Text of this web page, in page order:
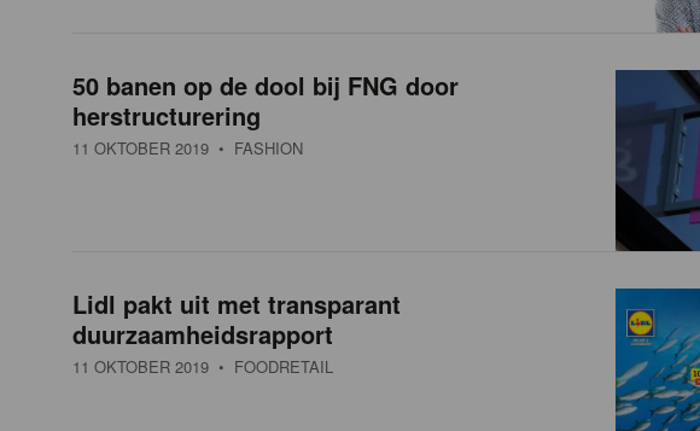
50 banen op de dool bij FNG door
herstructurering
11 OKTOBER 2019 • FASHION
Lidl pakt uit met transparant
duurzaamheidsrapport
11 OKTOBER 2019 • FOODRETAIL